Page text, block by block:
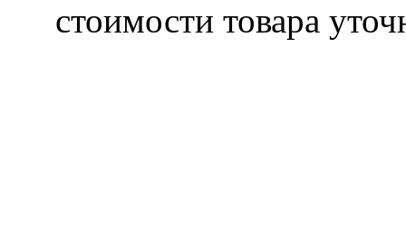
стоимости товара